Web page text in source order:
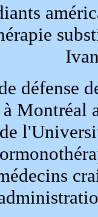
défense
à Montréal